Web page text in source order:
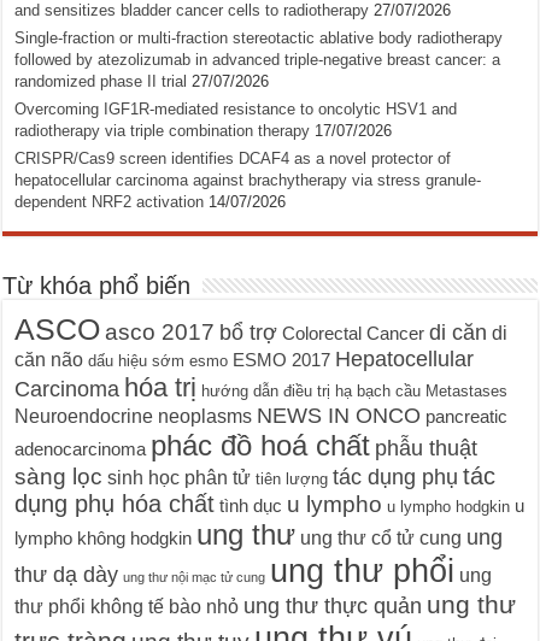
and sensitizes bladder cancer cells to radiotherapy 27/07/2026
Single-fraction or multi-fraction stereotactic ablative body radiotherapy
followed by atezolizumab in advanced triple-negative breast cancer: a
randomized phase II trial 27/07/2026
Overcoming IGF1R-mediated resistance to oncolytic HSV1 and
radiotherapy via triple combination therapy 17/07/2026
CRISPR/Cas9 screen identifies DCAF4 as a novel protector of
hepatocellular carcinoma against brachytherapy via stress granule-
dependent NRF2 activation 14/07/2026
Từ khóa phổ biến
ASCO asco 2017 bổ trợ Colorectal Cancer di căn di
căn não dấu hiệu sớm esmo ESMO 2017 Hepatocellular
Carcinoma hóa trị hướng dẫn điều trị hạ bạch cầu Metastases
Neuroendocrine neoplasms NEWS IN ONCO pancreatic
adenocarcinoma phác đồ hoá chất phẫu thuật
sàng lọc sinh học phân tử tiên lượng tác dụng phụ tác
dụng phụ hóa chất tình dục u lympho u lympho hodgkin u
lympho không hodgkin ung thư ung thư cổ tử cung ung
thư dạ dày ung thư nội mạc tử cung ung thư phổi ung
thư phổi không tế bào nhỏ ung thư thực quản ung thư